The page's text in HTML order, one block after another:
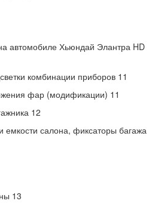
автомобиле Хьюндай Элантра HD
комбинации приборов 11
фар (модификации) 11
12
салона, фиксаторы багажа
13